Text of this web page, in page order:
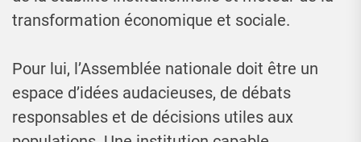
transformation économique et sociale.
Pour lui, l’Assemblée nationale doit être un
espace d’idées audacieuses, de débats
responsables et de décisions utiles aux